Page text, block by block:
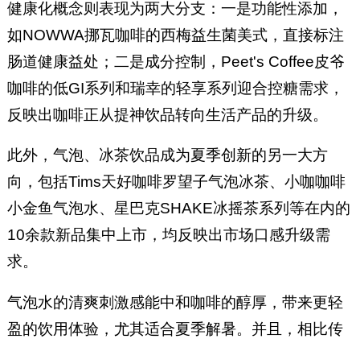
健康化概念则表现为两大分支：一是功能性添加，
如NOWWA挪瓦咖啡的西梅益生菌美式，直接标注
肠道健康益处；二是成分控制，Peet's Coffee皮爷
咖啡的低GI系列和瑞幸的轻享系列迎合控糖需求，
反映出咖啡正从提神饮品转向生活产品的升级。
此外，气泡、冰茶饮品成为夏季创新的另一大方
向，包括Tims天好咖啡罗望子气泡冰茶、小咖咖啡
小金鱼气泡水、星巴克SHAKE冰摇茶系列等在内的
10余款新品集中上市，均反映出市场口感升级需
求。
气泡水的清爽刺激感能中和咖啡的醇厚，带来更轻
盈的饮用体验，尤其适合夏季解暑。并且，相比传